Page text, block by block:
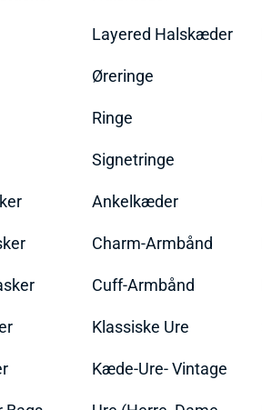
Layered Halskæder
Øreringe
Ringe
Signetringe
Ankelkæder
Charm-Armbånd
Cuff-Armbånd
Klassiske Ure
Kæde-Ure- Vintage